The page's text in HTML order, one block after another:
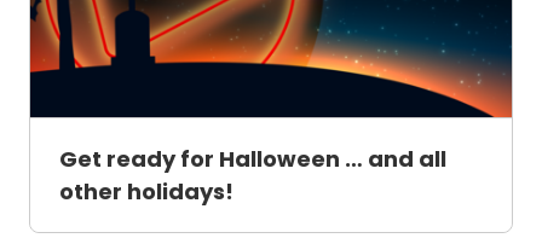
Get ready for Halloween … and all
other holidays!